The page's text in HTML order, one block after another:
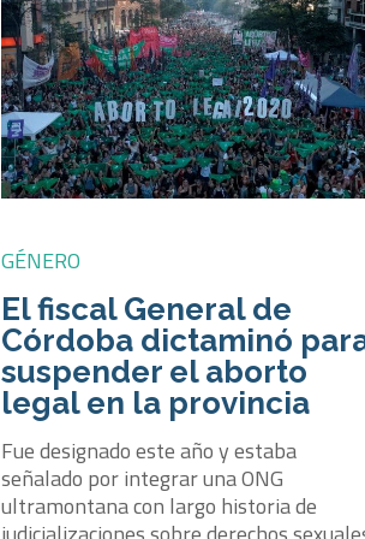
GÉNERO
El fiscal General de
Córdoba dictaminó
suspender el aborto
legal en la provincia
Fue designado este año y estaba
señalado por integrar una ONG
ultramontana con largo historia de